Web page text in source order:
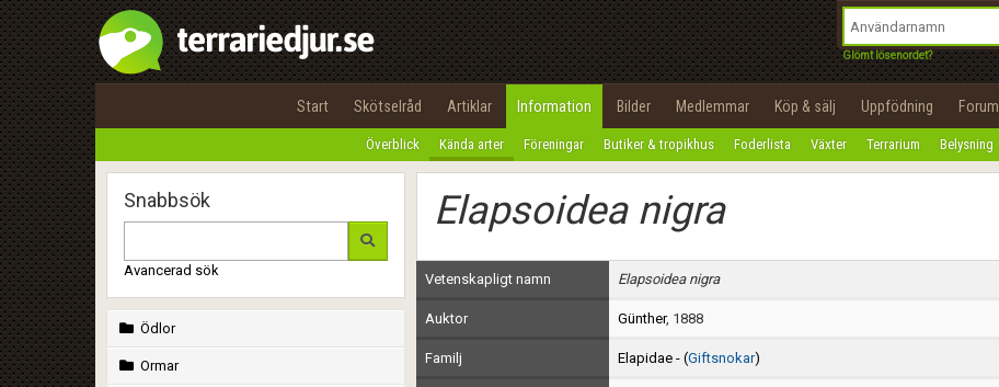
Glömt lösenordet?
Start Skötselråd Artiklar Information Bilder Medlemmar Köp & sälj Uppfödning Forum
Överblick Kända arter Föreningar Butiker & tropikhus Foderlista Växter Terrarium Belysning
Snabbsök
Avancerad sök
Ödlor
Ormar
Elapsoidea nigra
Vetenskapligt namn Elapsoidea nigra
Auktor Günther, 1888
Familj Elapidae - (Giftsnokar)
Utför
100%
OK
integritetspolicy
Namn:
Epost:
Användarnamn:
Lösenord:
Privacy Policy
Terms of Service
Begär nytt lösenord
Tillbaka till förstasidan